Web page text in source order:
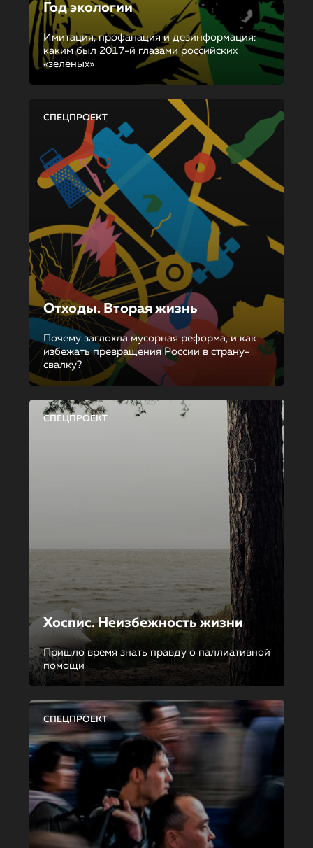
Год экологии
Имитация, профанация и дезинформация:
каким был 2017-й глазами российских
«зеленых»
СПЕЦПРОЕКТ
Отходы. Вторая жизнь
Почему заглохла мусорная реформа, и как
избежать превращения России в страну-
свалку?
СПЕЦПРОЕКТ
Хоспис. Неизбежность жизни
Пришло время знать правду о паллиативной
помощи
СПЕЦПРОЕКТ